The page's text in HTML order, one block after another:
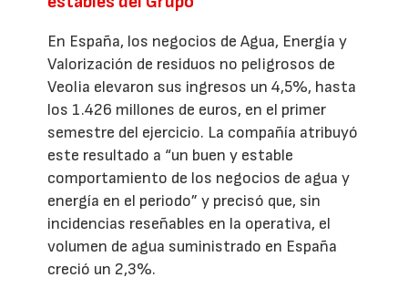
En España, los negocios de Agua, Energía y
Valorización de residuos no peligrosos de
Veolia elevaron sus ingresos un 4,5%, hasta
los 1.426 millones de euros, en el primer
semestre del ejercicio. La compañía atribuyó
este resultado a “un buen y estable
comportamiento de los negocios de agua y
energía en el periodo” y precisó que, sin
incidencias reseñables en la operativa, el
volumen de agua suministrado en España
creció un 2,3%.